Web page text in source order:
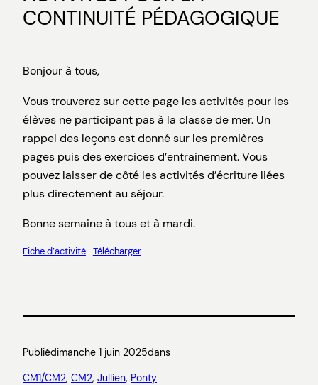
CONTINUITÉ PÉDAGOGIQUE
Bonjour à tous,
Vous trouverez sur cette page les activités pour les
élèves ne participant pas à la classe de mer. Un
rappel des leçons est donné sur les premières
pages puis des exercices d’entrainement. Vous
pouvez laisser de côté les activités d’écriture liées
plus directement au séjour.
Bonne semaine à tous et à mardi.
Fiche d’activité Télécharger
Publiédimanche 1 juin 2025dans
CM1/CM2, CM2, Jullien, Ponty